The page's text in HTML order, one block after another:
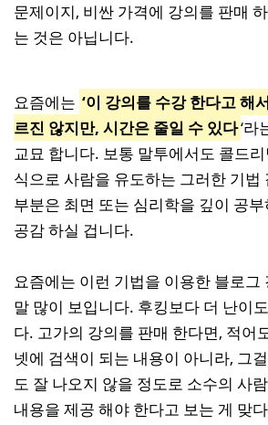
문제이지, 비싼 가격에 강의를 판매
는 것은 아닙니다.
요즘에는 ‘이 강의를 수강 한다고 해
르진 않지만, 시간은 줄일 수 있다‘라
교묘 합니다. 보통 말투에서도 콜드
식으로 사람을 유도하는 그러한 기법
부분은 최면 또는 심리학을 깊이 공
공감 하실 겁니다.
요즘에는 이런 기법을 이용한 블로그
말 많이 보입니다. 후킹보다 더 난이
다. 고가의 강의를 판매 한다면, 적어
넷에 검색이 되는 내용이 아니라, 그
도 잘 나오지 않을 정도로 소수의 사
내용을 제공 해야 한다고 보는 게 맞